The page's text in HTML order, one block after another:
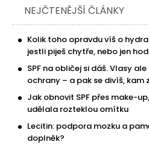
NEJČTENĚJŠÍ ČLÁNKY
Kolik toho opravdu víš o
jestli piješ chytře, nebo jen
SPF na obličej si dáš. Vlasy
ochrany – a pak se divíš, kam
Jak obnovit SPF přes make-
udělala rozteklou omítku
Lecitin: podpora mozku a
doplněk?